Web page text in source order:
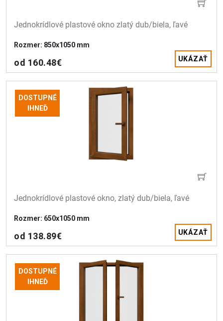
Jednokrídlové plastové okno zlatý dub/biela, ľavé
Rozmer: 850x1050 mm
od 160.48€ UKÁZAŤ
DOSTUPNÉ
IHNEĎ
Jednokrídlové plastové okno, zlatý dub/biela, ľavé
Rozmer: 650x1050 mm
od 138.89€ UKÁZAŤ
DOSTUPNÉ
IHNEĎ